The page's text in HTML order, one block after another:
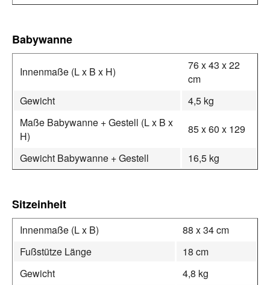
Babywanne
Innenmaße (L x B x H)
76 x 43 x 22
cm
Gewicht
4,5 kg
Maße Babywanne + Gestell (L x B x
H)
85 x 60 x 129
Gewicht Babywanne + Gestell 16,5 kg
Sitzeinheit
Innenmaße (L x B)
88 x 34 cm
Fußstütze Länge
18 cm
Gewicht
4,8 kg